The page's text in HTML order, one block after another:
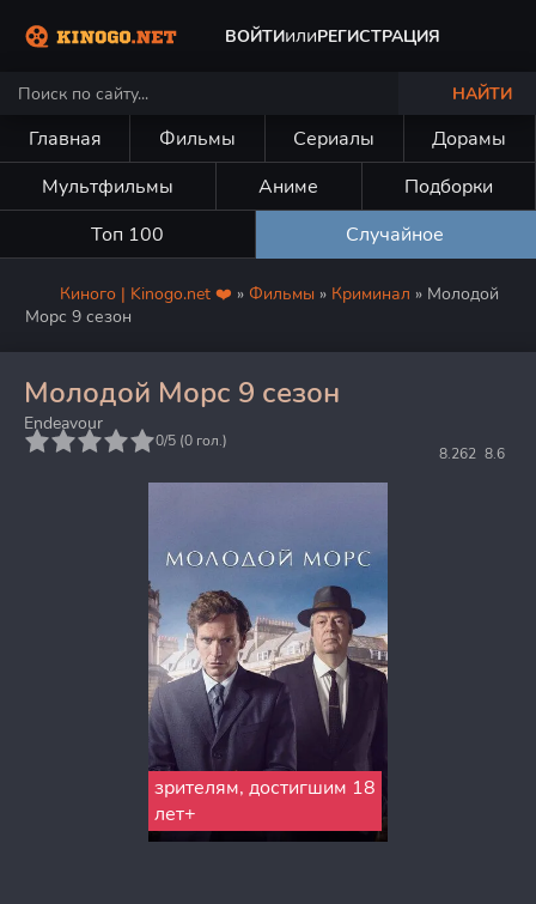
ВОЙТИилиРЕГИСТРАЦИЯ
НАЙТИ
Главная Фильмы Сериалы
Дорамы
Мультфильмы
Аниме
Подборки
Топ 100
Случайное
Киного | Kinogo.net ❤️ » Фильмы » Криминал » Молодой
Морс 9 сезон
Молодой Морс 9 сезон
Endeavour
8.262 8.6
0/5 (0 гол.)
зрителям, достигшим 18
лет+